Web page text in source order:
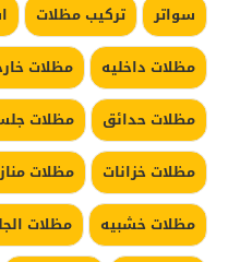
سواتر
تركيب مظلات
مظلات داخليه
مظلات
مظلات حدائق
مظلات
مظلات خزانات
مظلات
مظلات خشبيه
مظلات